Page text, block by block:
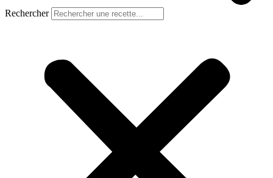
Rechercher